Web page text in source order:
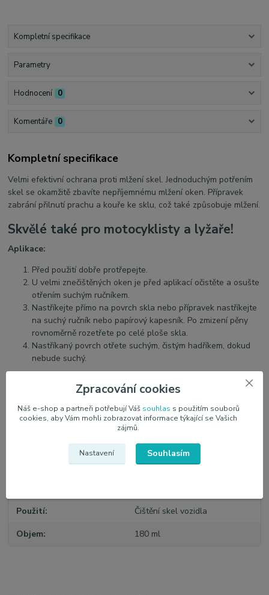
Kompletní specifikace
Parametry
Hodnocení 0
Komentáře 0
Kompletní specifikace
Velmi efektivní ochrana proti mlžení skel. Jednoduchým potřením
skel se okamžitě zbavíte nepříjemnému mlžení oken. Přípravek
zabrání přilnutí prachu a kouře ke sklu, což také způsobuje mlžení.
Skvělé také pro motocyklisty a lyžaře!
Aplikace:
Před použití dobře protřepejte.
U velmi znečištěných oken je před aplikací očistěte a osušte
otřením suchým ručníkem.
Nastříkejte přímo na povrch skla nebo přípravek nastříkejte
na suchý ručník nebo papírový kapesník. Po zmizení pěny
rovnoměrně rozetřete po celé ploše skla.
Nastříkaný povrch otřete suchým, čistým hadříkem, dokud
nebude suchý.
Objem: 180 ml
Použití Čištění skel vozidla
Objem 180 ml
Zpracování cookies
Náš e-shop a partneři potřebují Váš souhlas s použitím souborů
cookies, aby Vám mohli zobrazovat informace týkající se Vašich
zájmů.
Nastavení Souhlasím